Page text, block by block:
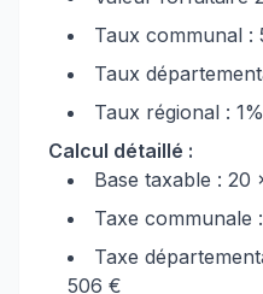
Taux communal :
Taux
Taux régional : 1%
Calcul détaillé :
Base taxable : 20
Taxe communale
Taxe
506 €